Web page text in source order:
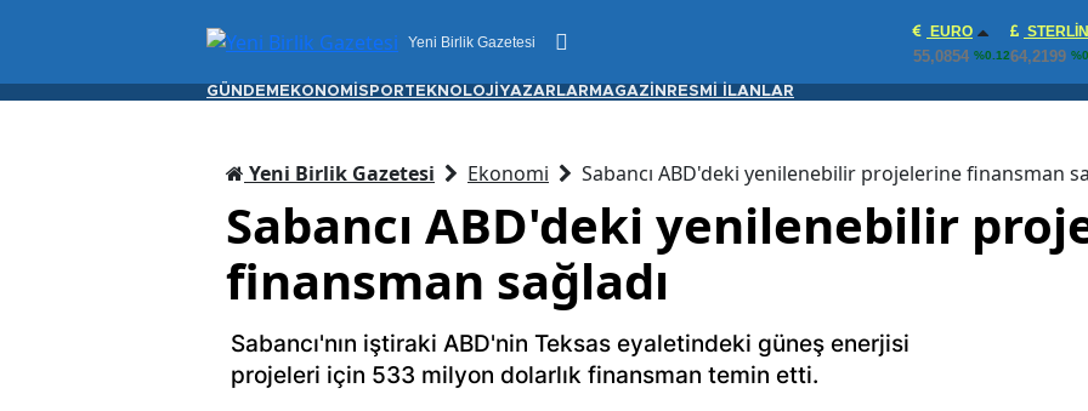
Yeni Birlik Gazetesi
EURO
55,0854 %0.12
STERLIN
64,2199
GÜNDEM EKONOMİ SPORTEKNOLOJİ YAZARLAR MAGAZİN RESMİ İLANLAR
Yeni Birlik Gazetesi Ekonomi Sabancı ABD'deki yenilenebilir projelerine finansman
Sabancı ABD'deki yenilenebilir
finansman sağladı
Sabancı'nın iştiraki ABD'nin Teksas eyaletindeki güneş enerjisi
projeleri için 533 milyon dolarlık finansman temin etti.